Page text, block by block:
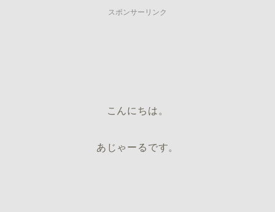
スポンサーリンク
こんにちは。
あじゃーるです。